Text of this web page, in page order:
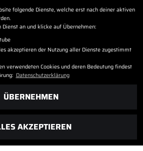
10:00 - 12:00 und 14:00 - 16:30
10:00 - 12:00 und 14:00 - 16:30
geschlossen
)
Uhr
Uhr
oder nach Vereinbarung )
folgende Dienste, welche erst nach deiner aktiven
an und klicke auf Übernehmen:
akzeptieren der Nutzung aller Dienste zugestimmt
verwendeten Cookies und deren Bedeutung findest
Datenschutzerklärung
ÜBERNEHMEN
AKZEPTIEREN